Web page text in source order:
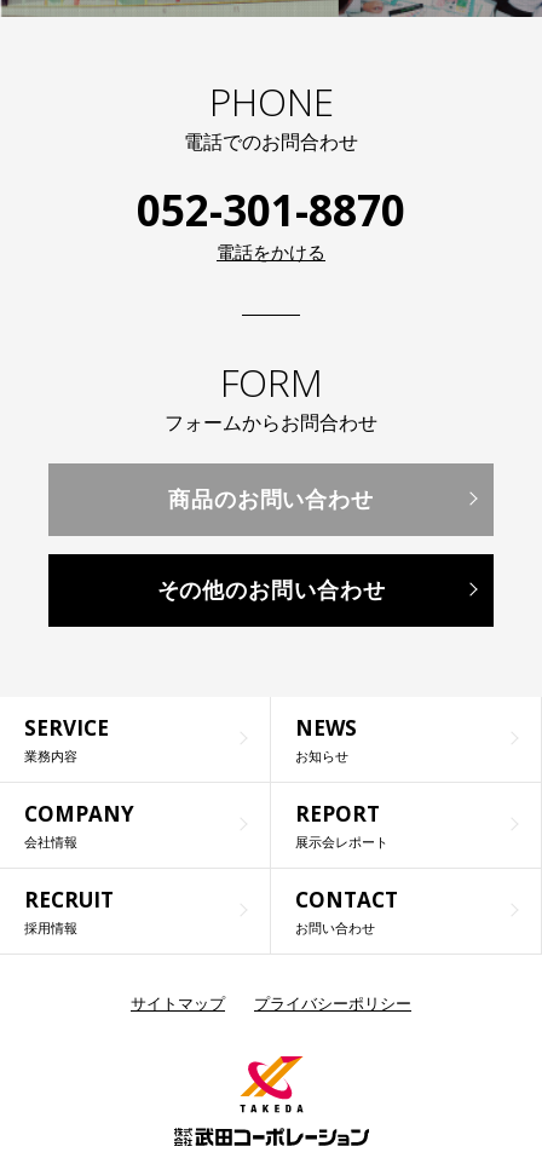
PHONE
電話でのお問合わせ
052-301-8870
電話をかける
FORM
フォームからお問合わせ
商品のお問い合わせ
その他のお問い合わせ
SERVICE
業務内容
NEWS
お知らせ
COMPANY
会社情報
REPORT
展示会レポート
RECRUIT
採用情報
CONTACT
お問い合わせ
サイトマップ プライバシーポリシー